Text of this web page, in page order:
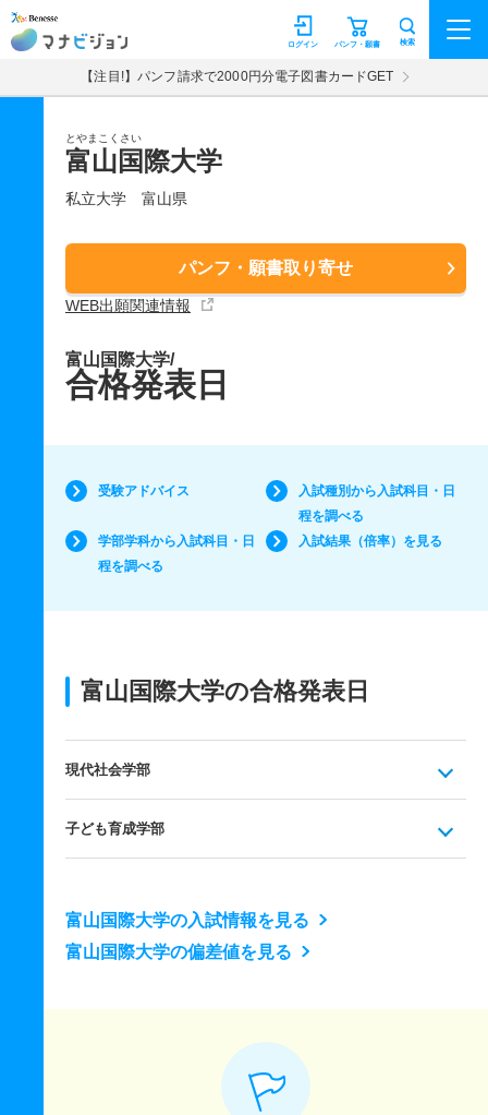
マナビジョン パンフ・願書
ログイン 検索
【注目!】パンフ請求で2000円分電子図書カードGET
とやまこくさい
富山国際大学
私立大学 富山県
パンフ・願書取り寄せ
WEB出願関連情報
富山国際大学/
合格発表日
受験アドバイス
入試種別から入試科目・日
程を調べる
学部学科から入試科目・日
程を調べる
入試結果（倍率）を見る
富山国際大学の合格発表日
現代社会学部
子ども育成学部
富山国際大学の入試情報を見る
富山国際大学の偏差値を見る